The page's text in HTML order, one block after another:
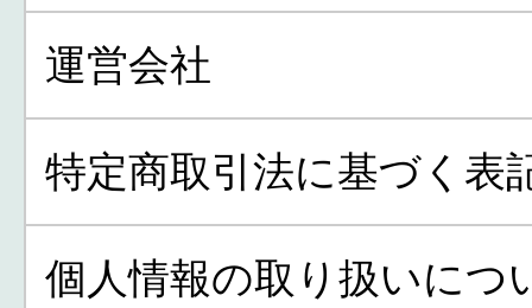
運営会社
特定商取引法に基づく表
個人情報の取り扱いにつ